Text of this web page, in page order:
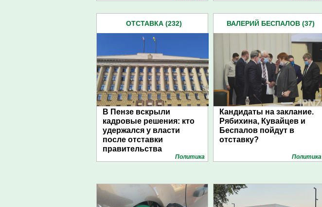
ОТСТАВКА (232)
В Пензе вскрыли
кадровые решения: кто
удержался у власти
после отставки
правительства
Политика
ВАЛЕРИЙ БЕСПАЛОВ (37)
Кандидаты на заклание.
Рябихина, Кувайцев и
Беспалов пойдут в
отставку?
Политика